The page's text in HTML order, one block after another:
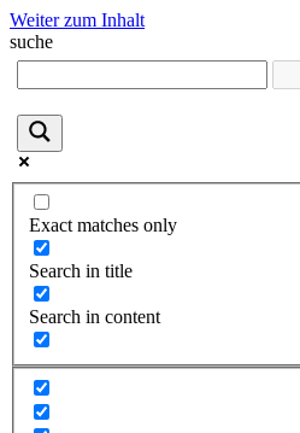
Weiter zum Inhalt
suche
Exact matches only
Search in title
Search in content